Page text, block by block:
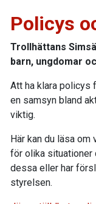
Policys
Trollhättans
barn, ungdomar
Att ha klara policys
en samsyn bland
viktig.
Här kan du läsa
för olika situationer
dessa eller har
styrelsen.